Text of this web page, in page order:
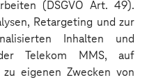
(DSGVO Art. 49).
Retargeting und zur
Inhalten und
Telekom MMS, auf
eigenen Zwecken von
Auswahl: